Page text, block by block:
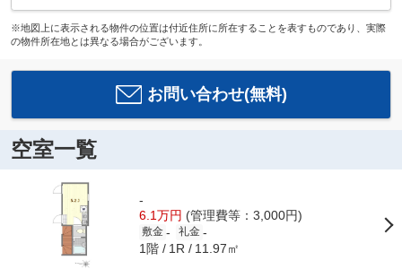
※地図上に表示される物件の位置は付近住所に所在することを表すものであり、実際
の物件所在地とは異なる場合がございます。
お問い合わせ(無料)
空室一覧
-
6.1万円 (管理費等：3,000円)
敷金 - 礼金 -
1階 1R 11.97㎡